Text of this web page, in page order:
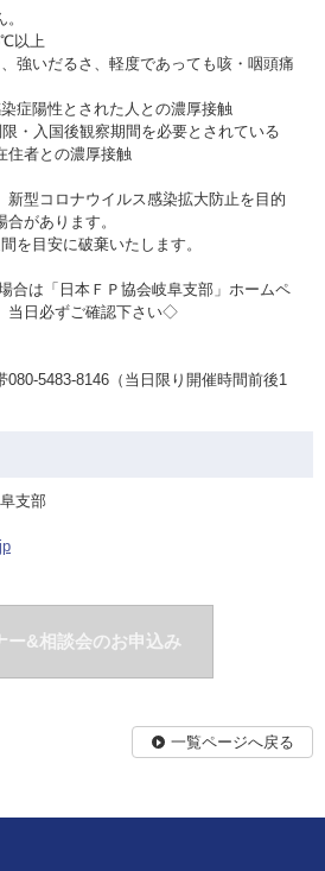
以上
強いだるさ、軽度であっても咳・咽頭痛
症陽性とされた人との濃厚接触
・入国後観察期間を必要とされている
住者との濃厚接触
新型コロナウイルス感染拡大防止を目的
があります。
を目安に破棄いたします。
合は「日本ＦＰ協会岐阜支部」ホームペ
当日必ずご確認下さい◇
080-5483-8146（当日限り開催時間前後1
支部
ー&相談会のお申込み
一覧ページへ戻る